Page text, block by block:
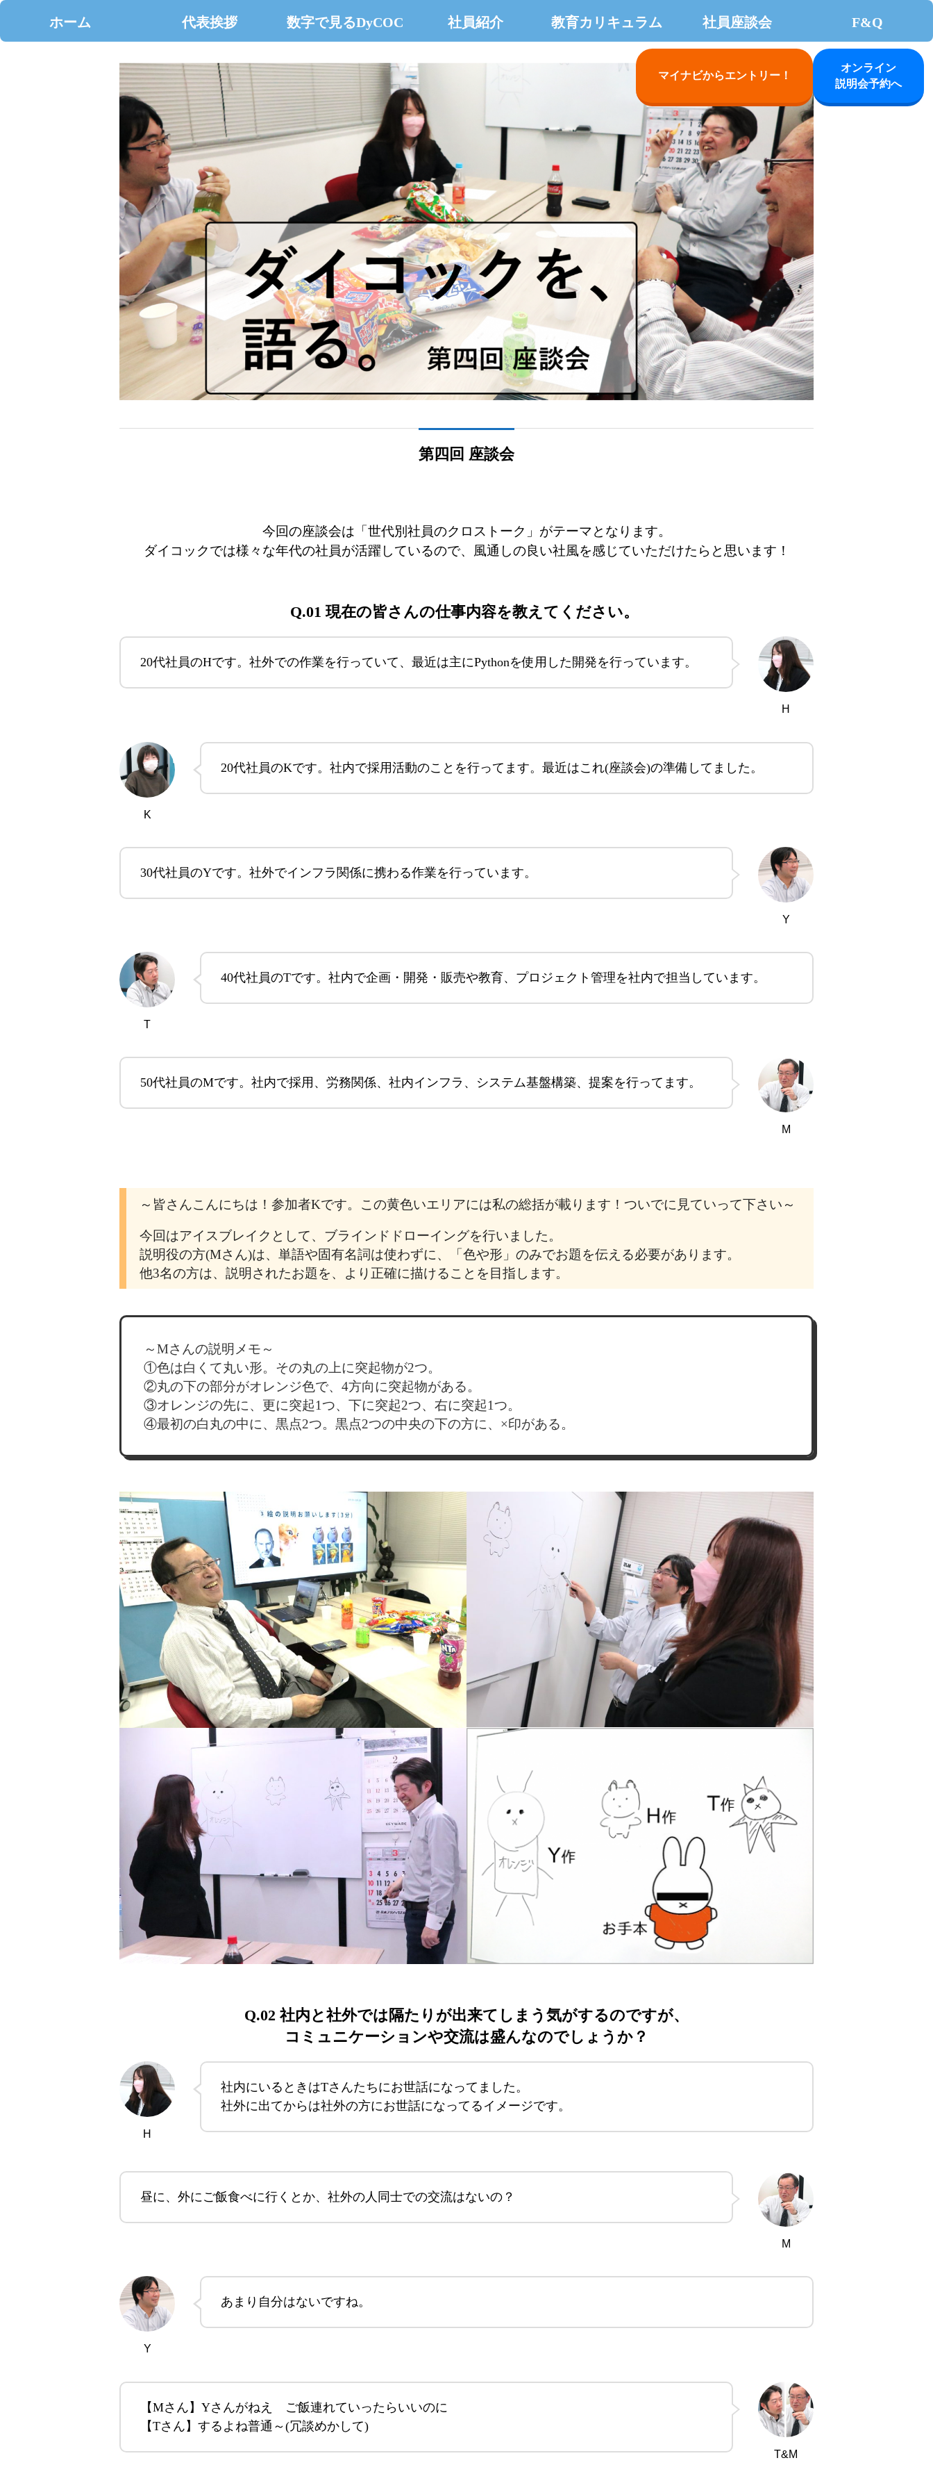
ホーム 代表挨拶 数字で見るDyCOC 社員紹介 教育カリキュラム 社員座談会 F&Q
マイナビからエントリー！
オンライン
説明会予約へ
第四回 座談会
今回の座談会は「世代別社員のクロストーク」がテーマとなります。
ダイコックでは様々な年代の社員が活躍しているので、風通しの良い社風を感じていただけたらと思います！
Q.01 現在の皆さんの仕事内容を教えてください。
H
20代社員のHです。社外での作業を行っていて、最近は主にPythonを使用した開発を行っています。
K
20代社員のKです。社内で採用活動のことを行ってます。最近はこれ(座談会)の準備してました。
Y
30代社員のYです。社外でインフラ関係に携わる作業を行っています。
T
40代社員のTです。社内で企画・開発・販売や教育、プロジェクト管理を社内で担当しています。
M
50代社員のMです。社内で採用、労務関係、社内インフラ、システム基盤構築、提案を行ってます。
～皆さんこんにちは！参加者Kです。この黄色いエリアには私の総括が載ります！ついでに見ていって下さい～
今回はアイスブレイクとして、ブラインドドローイングを行いました。
説明役の方(Mさん)は、単語や固有名詞は使わずに、「色や形」のみでお題を伝える必要があります。
他3名の方は、説明されたお題を、より正確に描けることを目指します。
～Mさんの説明メモ～
①色は白くて丸い形。その丸の上に突起物が2つ。
②丸の下の部分がオレンジ色で、4方向に突起物がある。
③オレンジの先に、更に突起1つ、下に突起2つ、右に突起1つ。
④最初の白丸の中に、黒点2つ。黒点2つの中央の下の方に、×印がある。
Q.02 社内と社外では隔たりが出来てしまう気がするのですが、
コミュニケーションや交流は盛んなのでしょうか？
H
社内にいるときはTさんたちにお世話になってました。
社外に出てからは社外の方にお世話になってるイメージです。
M
昼に、外にご飯食べに行くとか、社外の人同士での交流はないの？
Y
あまり自分はないですね。
T&M
【Mさん】Yさんがねえ ご飯連れていったらいいのに
【Tさん】するよね普通～(冗談めかして)